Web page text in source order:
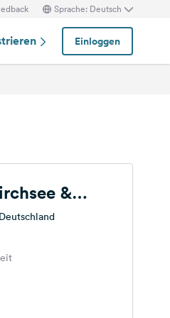
Sprache: Deutsch
Einloggen
&